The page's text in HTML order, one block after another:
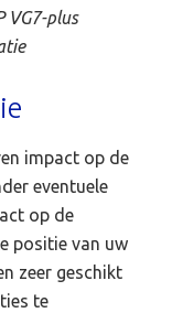
VG7-plus
impact op de
eventuele
op de
positie van uw
zeer geschikt
te